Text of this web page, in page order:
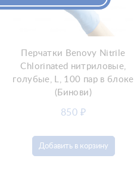
Добавить в корзину
Перчатки Benovy Nitrile
Chlorinated нитриловые,
голубые, L, 100 пар в блоке
(Бинови)
850 ₽